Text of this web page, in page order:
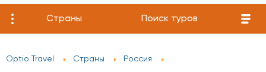
Страны Поиск туров
Optio Travel Страны Россия